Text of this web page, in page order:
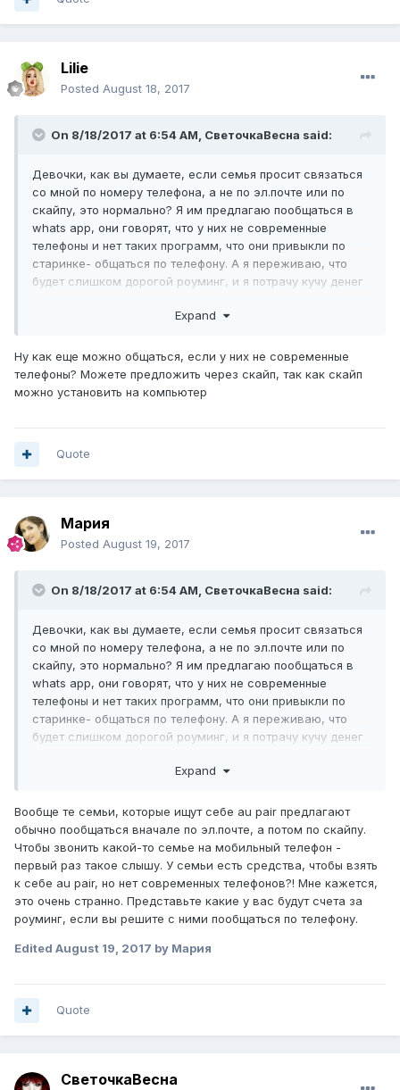
Lilie
Posted August 18, 2017
On 8/18/2017 at 6:54 AM, СветочкаВесна said:
Девочки, как вы думаете, если семья просит связаться
со мной по номеру телефона, а не по эл.почте или по
скайпу, это нормально? Я им предлагаю пообщаться в
whats app, они говорят, что у них не современные
телефоны и нет таких программ, что они привыкли по
старинке- общаться по телефону. А я переживаю, что
будет слишком дорогой роуминг, и я потрачу кучу денег
пообщаться и познакомиться нужно минимум минут 15-20
P.S. Если это важно, то семья сама откликнулась на мою
страничку в интернете и предложила пообщаться по
телефону, я сама разместила свой профайл и сама ищу
Expand
Ну как еще можно общаться, если у них не современные
телефоны? Можете предложить через скайп, так как скайп
можно установить на компьютер
Quote
Мария
Posted August 19, 2017
On 8/18/2017 at 6:54 AM, СветочкаВесна said:
Девочки, как вы думаете, если семья просит связаться
со мной по номеру телефона, а не по эл.почте или по
скайпу, это нормально? Я им предлагаю пообщаться в
whats app, они говорят, что у них не современные
телефоны и нет таких программ, что они привыкли по
старинке- общаться по телефону. А я переживаю, что
будет слишком дорогой роуминг, и я потрачу кучу денег
пообщаться и познакомиться нужно минимум минут 15-20
P.S. Если это важно, то семья сама откликнулась на мою
страничку в интернете и предложила пообщаться по
телефону, я сама разместила свой профайл и сама ищу
семью, без агентства.
Expand
Вообще те семьи, которые ищут себе au pair предлагают
обычно пообщаться вначале по эл.почте, а потом по скайпу.
Чтобы звонить какой-то семье на мобильный телефон -
первый раз такое слышу. У семьи есть средства, чтобы взять
к себе au pair, но нет современных телефонов?! Мне кажется,
это очень странно. Представьте какие у вас будут счета за
роуминг, если вы решите с ними пообщаться по телефону.
Edited August 19, 2017 by Мария
Quote
СветочкаВесна